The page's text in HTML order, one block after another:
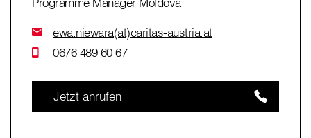
ewa.niewara(at)caritas-austria.at
0676 489 60 67
Jetzt anrufen